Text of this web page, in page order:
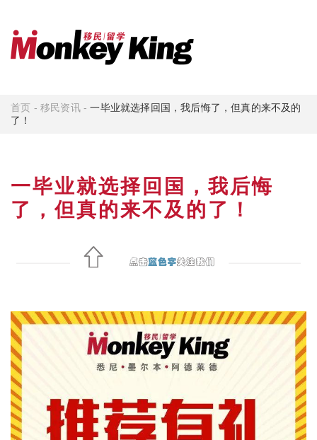
首页 -移民资讯-一毕业就选择回国，我后悔了，但真的来不及的
了！
一毕业就选择回国，我后悔
了，但真的来不及的了！